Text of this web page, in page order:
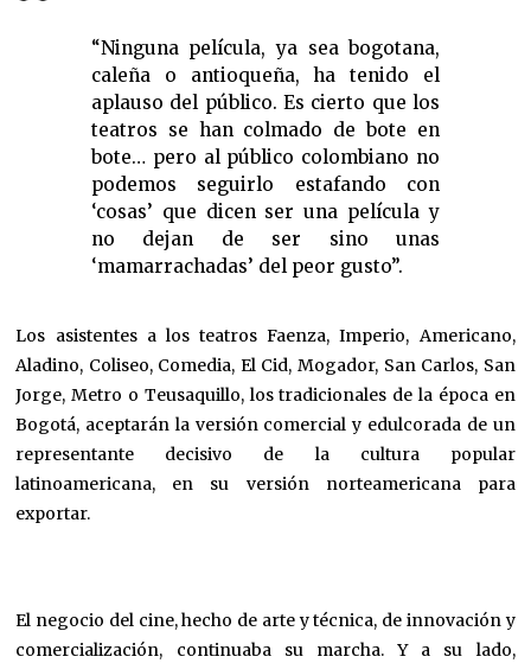
“Ninguna película, ya sea bogotana,
caleña o antioqueña, ha tenido el
aplauso del público. Es cierto que los
teatros se han colmado de bote en
bote… pero al público colombiano no
podemos seguirlo estafando con
‘cosas’ que dicen ser una película y
no dejan de ser sino unas
‘mamarrachadas’ del peor gusto”.
Los asistentes a los teatros Faenza, Imperio, Americano,
Aladino, Coliseo, Comedia, El Cid, Mogador, San Carlos, San
Jorge, Metro o Teusaquillo, los tradicionales de la época en
Bogotá, aceptarán la versión comercial y edulcorada de un
representante decisivo de la cultura popular
latinoamericana, en su versión norteamericana para
exportar.
El negocio del cine, hecho de arte y técnica, de innovación y
comercialización, continuaba su marcha. Y a su lado,